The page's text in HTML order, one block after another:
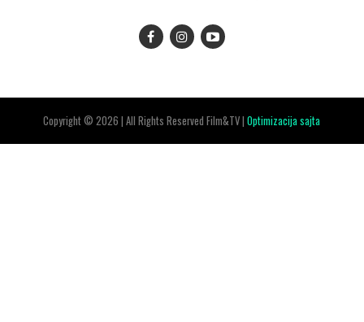
Copyright © 2026 | All Rights Reserved Film&TV |Optimizacija sajta